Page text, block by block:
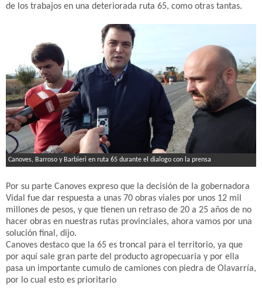
de los trabajos en una deteriorada ruta 65, como otras tantas.
Canoves, Barroso y Barbieri en ruta 65 durante el dialogo con la prensa
Por su parte Canoves expreso que la decisión de la gobernadora
Vidal fue dar respuesta a unas 70 obras viales por unos 12 mil
millones de pesos, y que tienen un retraso de 20 a 25 años de no
hacer obras en nuestras rutas provinciales, ahora vamos por una
solución final, dijo.
Canoves destaco que la 65 es troncal para el territorio, ya que
por aquí sale gran parte del producto agropecuaria y por ella
pasa un importante cumulo de camiones con piedra de Olavarría,
por lo cual esto es prioritario